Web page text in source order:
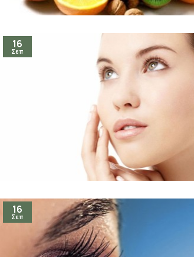
16
Σεπ
16
Σεπ